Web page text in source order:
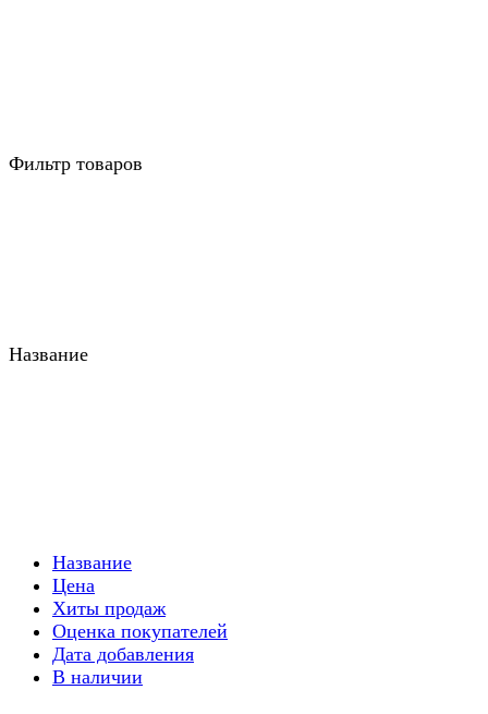
Фильтр товаров
Название
Название
Цена
Хиты продаж
Оценка покупателей
Дата добавления
В наличии